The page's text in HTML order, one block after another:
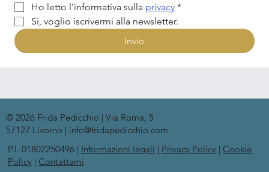
Ho letto l'informativa sulla privacy *
Sì, voglio iscrivermi alla newsletter.
Invio
© 2026 Frida Pedicchio | Via Roma, 5
57127 Livorno | info@fridapedicchio.com
P.I. 01802250496 | Informazioni legali | Privacy Policy| Cookie
Policy| Contattami